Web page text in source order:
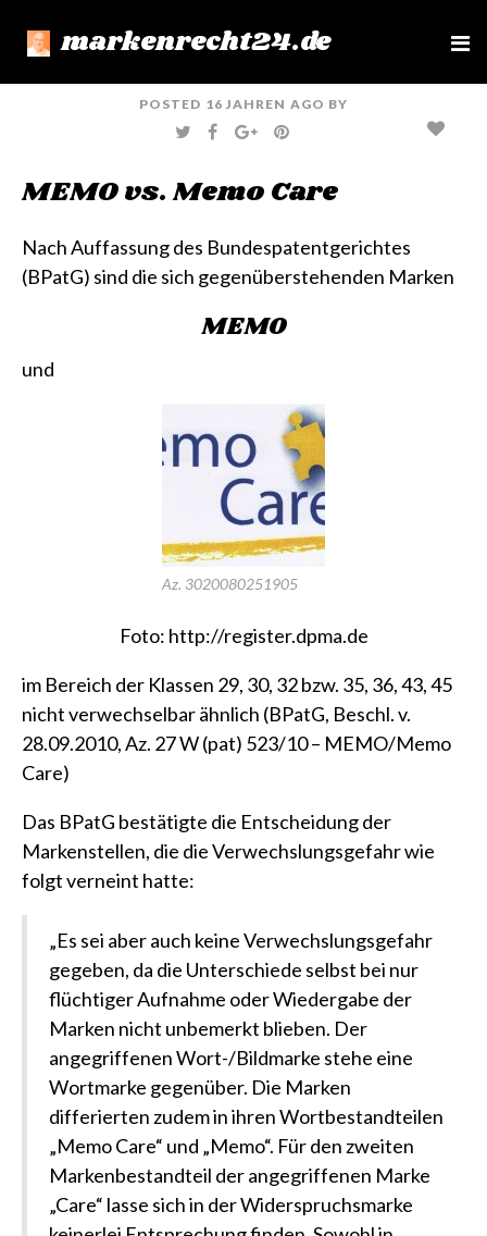
markenrecht24.de
e
POSTED 16 JAHREN AGO BY
T
W
T
E
F
A
O
G
O
E
P
I
E
R
MEMO vs. Memo Care
Nach Auffassung des Bundespatentgerichtes
(BPatG) sind die sich gegenüberstehenden Marken
MEMO
und
Az. 3020080251905
Foto: http://register.dpma.de
im Bereich der Klassen 29, 30, 32 bzw. 35, 36, 43, 45
nicht verwechselbar ähnlich (BPatG, Beschl. v.
28.09.2010, Az. 27 W (pat) 523/10 – MEMO/Memo
Care)
Das BPatG bestätigte die Entscheidung der
Markenstellen, die die Verwechslungsgefahr wie
folgt verneint hatte:
„Es sei aber auch keine Verwechslungsgefahr
gegeben, da die Unterschiede selbst bei nur
flüchtiger Aufnahme oder Wiedergabe der
Marken nicht unbemerkt blieben. Der
angegriffenen Wort-/Bildmarke stehe eine
Wortmarke gegenüber. Die Marken
differierten zudem in ihren Wortbestandteilen
„Memo Care“ und „Memo“. Für den zweiten
Markenbestandteil der angegriffenen Marke
„Care“ lasse sich in der Widerspruchsmarke